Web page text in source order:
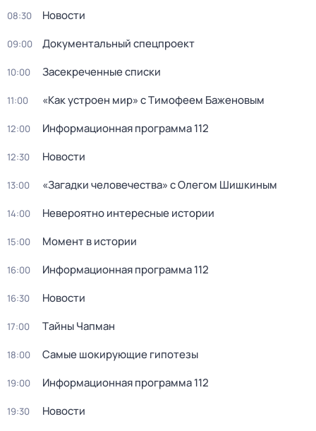
08:30 Новости
09:00 Документальный спецпроект
10:00 Заcекрeченные списки
11:00 «Как устроен мир» с Тимофеем Баженовым
12:00 Информационная программа 112
12:30 Новости
13:00 «Загадки человечества» с Олегом Шишкиным
14:00 Невероятно интересные истории
15:00 Момент в истории
16:00 Информационная программа 112
16:30 Новости
17:00 Тaйны Чапман
18:00 Самые шoкиpующие гипотезы
19:00 Информационная программа 112
19:30 Новости